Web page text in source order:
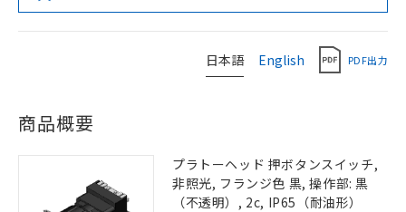
日本語 English PDF出力
商品概要
プラトーヘッド 押ボタンスイッチ,
非照光, フランジ色 黒, 操作部: 黒
（不透明）, 2c, IP65（耐油形）